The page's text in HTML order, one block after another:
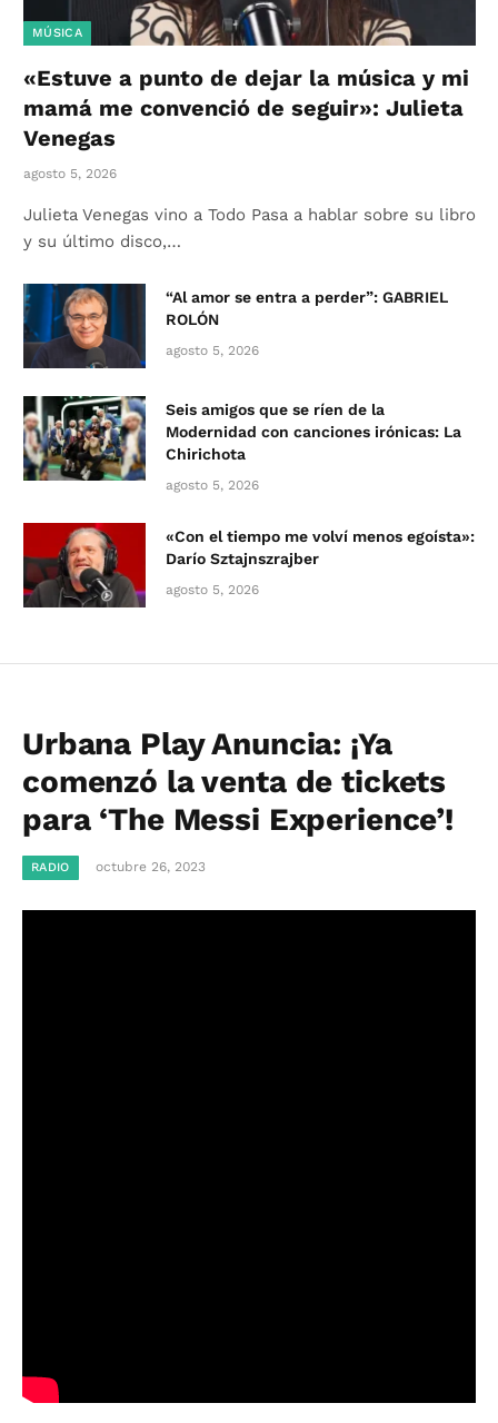
MÚSICA
«Estuve a punto de dejar la música y mi
mamá me convenció de seguir»: Julieta
Venegas
agosto 5, 2026
Julieta Venegas vino a Todo Pasa a hablar sobre su libro
y su último disco,…
“Al amor se entra a perder”: GABRIEL
ROLÓN
agosto 5, 2026
Seis amigos que se ríen de la
Modernidad con canciones irónicas: La
Chirichota
agosto 5, 2026
«Con el tiempo me volví menos egoísta»:
Darío Sztajnszrajber
agosto 5, 2026
Urbana Play Anuncia: ¡Ya
comenzó la venta de tickets
para ‘The Messi Experience’!
RADIO octubre 26, 2023